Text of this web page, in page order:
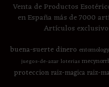
Venta de Productos
en España más de 7000
Artículos
buena-suertedinero entomology
juegos-de-azar loterias
proteccion raiz-magica raiz-